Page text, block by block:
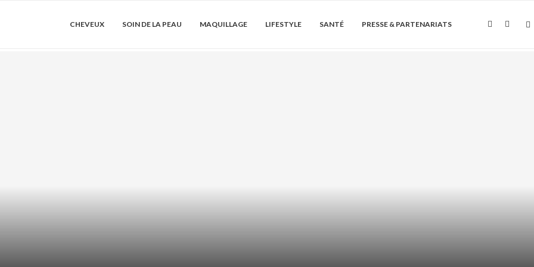
CHEVEUX SOIN DE LA PEAU MAQUILLAGE LIFESTYLE SANTÉ PRESSE & PARTENARIATS